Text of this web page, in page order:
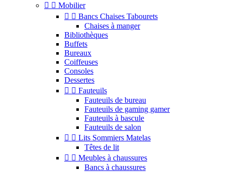
  Mobilier
  Bancs Chaises Tabourets
Chaises à manger
Bibliothèques
Buffets
Bureaux
Coiffeuses
Consoles
Dessertes
  Fauteuils
Fauteuils de bureau
Fauteuils de gaming gamer
Fauteuils à bascule
Fauteuils de salon
  Lits Sommiers Matelas
Têtes de lit
  Meubles à chaussures
Bancs à chaussures